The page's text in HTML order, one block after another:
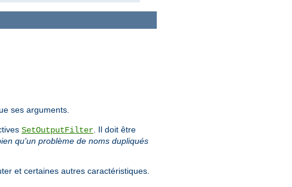
ses arguments.
SetOutputFilter . Il doit être
qu'un problème de noms dupliqués
et certaines autres caractéristiques.